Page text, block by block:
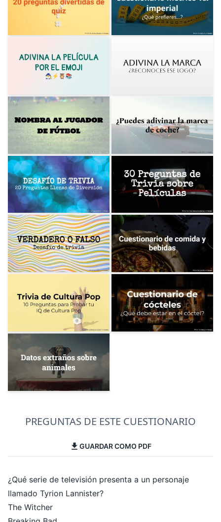
PREGUNTAS DE ESTE CUESTIONARIO
GUARDAR COMO PDF
¿Qué serie de televisión presenta a un personaje
llamado Tyrion Lannister?
The Witcher